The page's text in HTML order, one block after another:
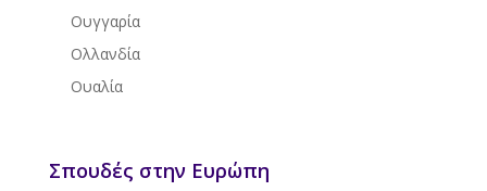
Ουγγαρία
Ολλανδία
Ουαλία
Σπουδές στην Ευρώπη